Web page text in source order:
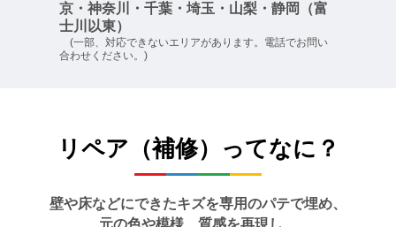
京・神奈川・千葉・埼玉・山梨・静岡（富
士川以東）
(一部、対応できないエリアがあります。電話でお問い
合わせください。)
リペア（補修）ってなに？
壁や床などにできたキズを専用のパテで埋め、
元の色や模様、質感を再現し、